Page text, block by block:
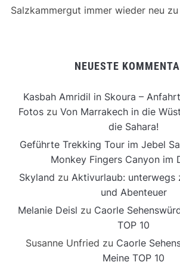
Salzkammergut immer wieder neu
NEUESTE
Kasbah Amridil in Skoura –
Fotoszu Von Marrakech in die
die Sahara!
Geführte Trekking Tour im Jebel
Monkey Fingers Canyon im
Skyland zu Aktivurlaub: unterwegs
und Abenteuer
Melanie Deisl zu Caorle
TOP 10
Susanne Unfried zu Caorle
Meine TOP 10